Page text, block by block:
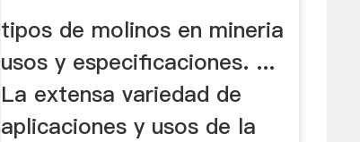
tipos de molinos en mineria
usos y especificaciones. ...
La extensa variedad de
aplicaciones y usos de la